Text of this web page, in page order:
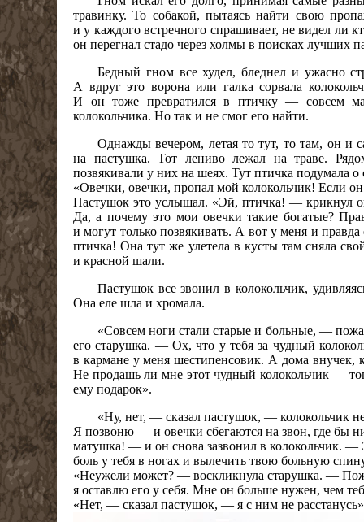
травинку. То собакой, пытаясь найти свою
и у каждого встречного спрашивает, не видел ли
он перегнал стадо через холмы в поисках лучших
Бедный гном все худел, бледнел и ужасно
А вдруг это ворона или галка сорвала
И он тоже превратился в птичку — совсем
колокольчика. Но так и не смог его найти.
Однажды вечером, летая то тут, то там, он и
на пастушка. Тот лениво лежал на траве.
позвякивали у них на шеях. Тут птичка подумала о
«Овечки, овечки, пропал мой колокольчик! Если
Пастушок это услышал. «Эй, птичка! — крикнул
Да, а почему это мои овечки такие богатые?
и могут только позвякивать. А вот у меня и
птичка! Она тут же улетела в кусты там сняла
и красной шали.
Пастушок все звонил в колокольчик,
Она еле шла и хромала.
«Совсем ноги стали старые и больные, —
его старушка. — Ох, что у тебя за чудный
в кармане у меня шестипенсовик. А дома внучек,
Не продашь ли мне этот чудный колокольчик —
ему подарок».
«Ну, нет, — сказал пастушок, — колокольчик
Я позвоню — и овечки сбегаются на звон, где бы
матушка! — и он снова зазвонил в колокольчик. —
боль у тебя в ногах и вылечить твою больную
«Неужели может? — воскликнула старушка. —
я оставлю его у себя. Мне он больше нужен, чем
«Нет, — сказал пастушок, — я с ним не